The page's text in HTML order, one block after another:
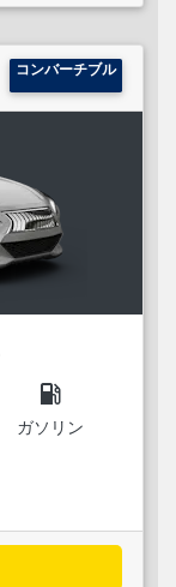
コンバーチブル
local_gas_station
ガソリン